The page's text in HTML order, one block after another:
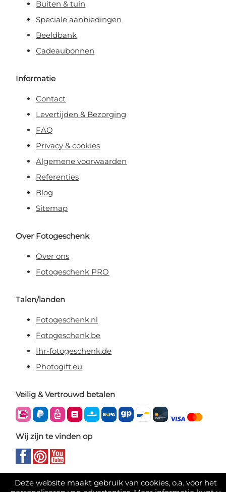
Deze website maakt gebruik van cookies, o.a. voor het
Buiten & tuin
Speciale aanbiedingen
Beeldbank
Cadeaubonnen
Informatie
Contact
Levertijden & Bezorging
FAQ
Privacy & cookies
Algemene voorwaarden
Referenties
Blog
Sitemap
Over Fotogeschenk
Over ons
Fotogeschenk PRO
Talen/landen
Fotogeschenk.nl
Fotogeschenk.be
Ihr-fotogeschenk.de
Photogift.eu
Veilig & Vertrouwd betalen
Wij zijn te vinden op